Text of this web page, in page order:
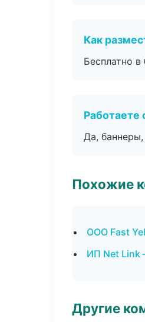
Как
Бесплатно
Работаете
Да,
Похожие
ООО Fast
ИП Net Link
Другие